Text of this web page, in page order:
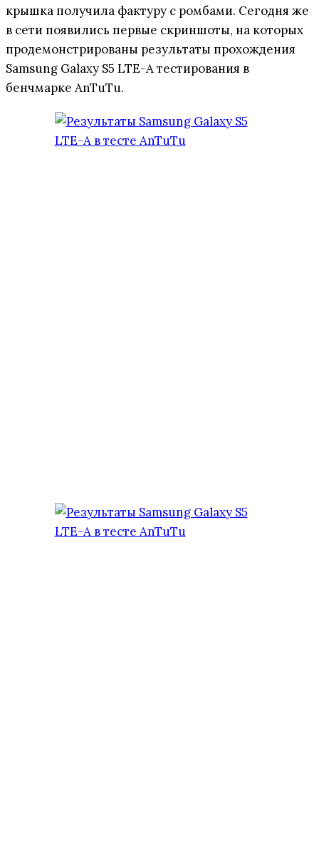
крышка получила фактуру с ромбами. Сегодня же
в сети появились первые скриншоты, на которых
продемонстрированы результаты прохождения
Samsung Galaxy S5 LTE-A тестирования в
бенчмарке AnTuTu.